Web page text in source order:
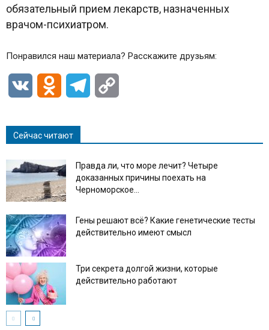
обязательный прием лекарств, назначенных
врачом-психиатром.
Понравился наш материала? Расскажите друзьям:
VK Odnoklassniki
Telegram
Сейчас читают
Правда ли, что море лечит? Четыре
доказанных причины поехать на
Черноморское...
Гены решают всё? Какие генетические тесты
действительно имеют смысл
Три секрета долгой жизни, которые
действительно работают